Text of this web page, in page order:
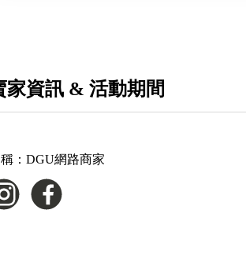
家資訊 & 活動期間
： DGU網路商家